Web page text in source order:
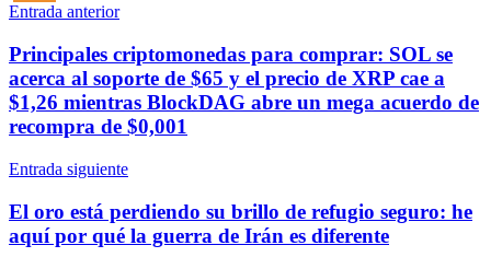
Navegación
de
entradas
Entrada anterior
Principales criptomonedas para comprar: SOL se
acerca al soporte de $65 y el precio de XRP cae a
$1,26 mientras BlockDAG abre un mega acuerdo de
recompra de $0,001
Entrada siguiente
El oro está perdiendo su brillo de refugio seguro: he
aquí por qué la guerra de Irán es diferente